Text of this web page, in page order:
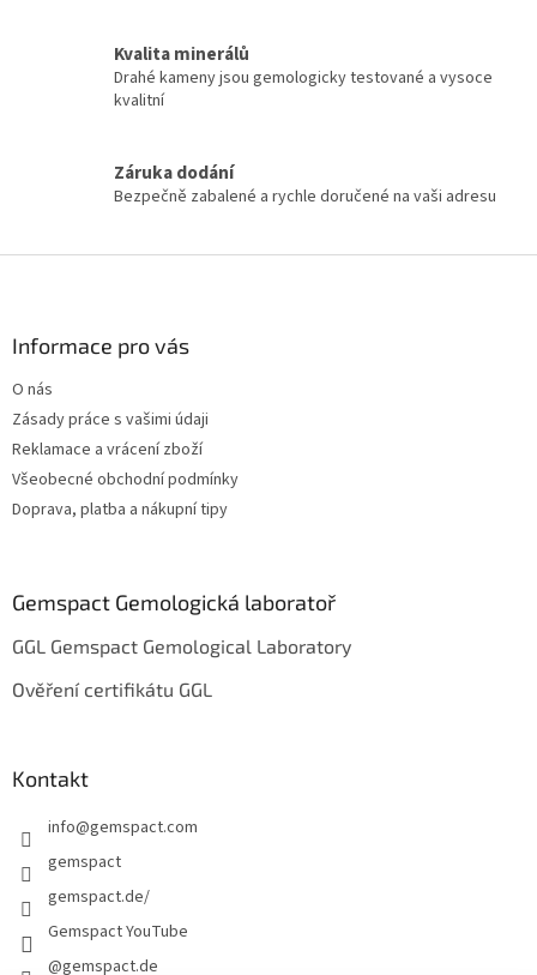
i
Kvalita minerálů
Drahé kameny jsou gemologicky testované a vysoce
kvalitní
Záruka dodání
Bezpečně zabalené a rychle doručené na vaši adresu
Informace pro vás
O nás
Zásady práce s vašimi údaji
Reklamace a vrácení zboží
Všeobecné obchodní podmínky
Doprava, platba a nákupní tipy
Gemspact Gemologická laboratoř
GGL Gemspact Gemological Laboratory
Ověření certifikátu GGL
Kontakt
info@gemspact.com
gemspact
gemspact.de/
Gemspact YouTube
@gemspact.de